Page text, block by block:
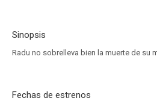
Sinopsis
Radu no sobrelleva bien la muerte de su
Fechas de estrenos